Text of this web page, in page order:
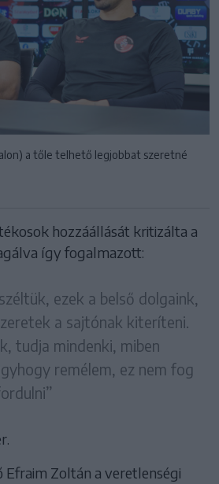
a tőle telhető legjobbat szeretné
hozzáállását kritizálta a
így fogalmazott:
ezek a belső dolgaink,
a sajtónak kiteríteni.
tudja mindenki, miben
remélem, ez nem fog
Efraim Zoltán a veretlenségi